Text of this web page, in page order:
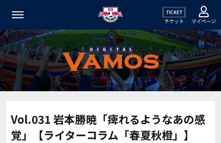
チケット マイページ
Vol.031 岩本勝暁「痺れるようなあの感
覚」【ライターコラム「春夏秋橙」】